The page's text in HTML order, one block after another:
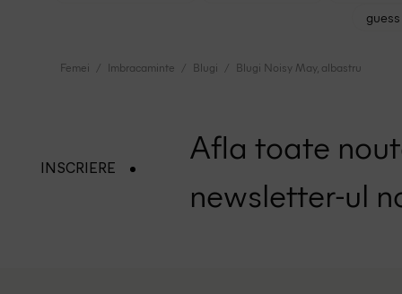
Femei Imbracaminte Blugi Blugi Noisy May, albastru
INSCRIERE
Afla toate
newsletter-ul